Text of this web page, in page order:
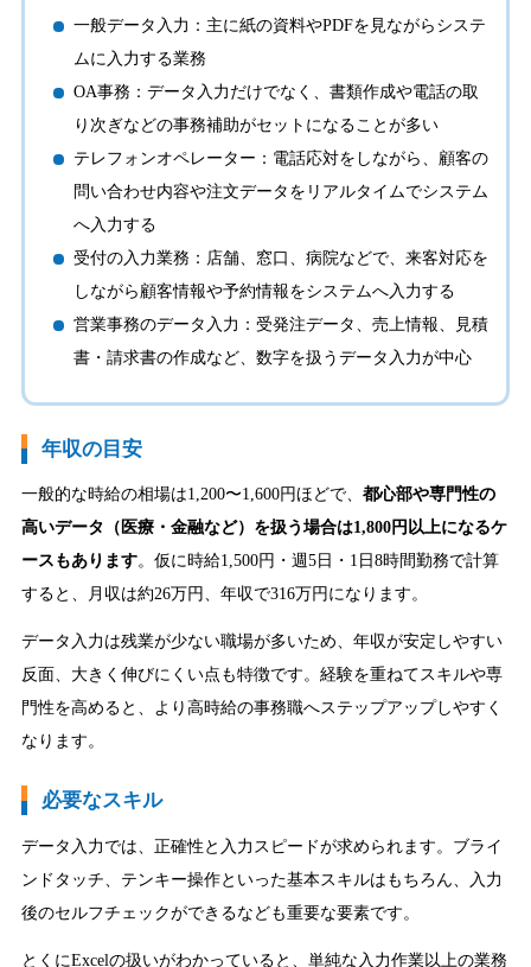
一般データ入力：主に紙の資料やPDFを見ながらシステ
ムに入力する業務
OA事務：データ入力だけでなく、書類作成や電話の取
り次ぎなどの事務補助がセットになることが多い
テレフォンオペレーター：電話応対をしながら、顧客の
問い合わせ内容や注文データをリアルタイムでシステム
へ入力する
受付の入力業務：店舗、窓口、病院などで、来客対応を
しながら顧客情報や予約情報をシステムへ入力する
営業事務のデータ入力：受発注データ、売上情報、見積
書・請求書の作成など、数字を扱うデータ入力が中心
年収の目安
一般的な時給の相場は1,200〜1,600円ほどで、 都心部や専門性の
高いデータ（医療・金融など）を扱う場合は1,800円以上になるケ
ースもあります。仮に時給1,500円・週5日・1日8時間勤務で計算
すると、月収は約26万円、年収で316万円になります。
データ入力は残業が少ない職場が多いため、年収が安定しやすい
反面、大きく伸びにくい点も特徴です。経験を重ねてスキルや専
門性を高めると、より高時給の事務職へステップアップしやすく
なります。
必要なスキル
データ入力では、正確性と入力スピードが求められます。ブライ
ンドタッチ、テンキー操作といった基本スキルはもちろん、入力
後のセルフチェックができるなども重要な要素です。
とくにExcelの扱いがわかっていると、単純な入力作業以上の業務